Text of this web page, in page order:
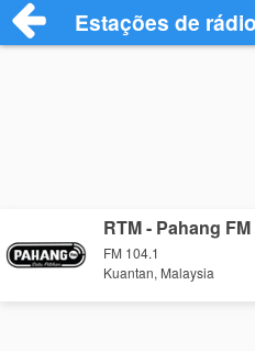
Estações de
RTM - Pahang FM
FM 104.1
Kuantan, Malaysia